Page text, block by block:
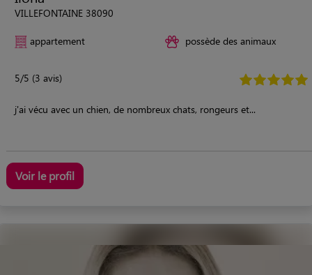
VILLEFONTAINE 38090
appartement possède des animaux
5/5 (3 avis)
j'ai vécu avec un chien, de nombreux chats, rongeurs et...
Voir le profil